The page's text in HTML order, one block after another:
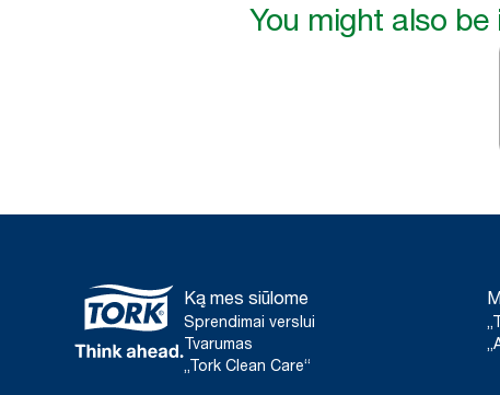
You might also be
Ką mes siūlome
Sprendimai verslui
Tvarumas
„Tork Clean Care“